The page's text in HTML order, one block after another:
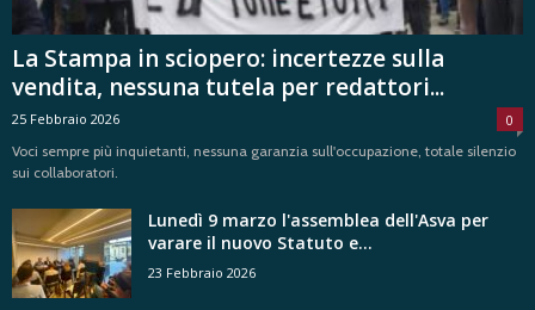
La Stampa in sciopero: incertezze sulla
vendita, nessuna tutela per redattori...
25 Febbraio 2026
0
Voci sempre più inquietanti, nessuna garanzia sull'occupazione, totale silenzio
sui collaboratori.
Lunedì 9 marzo l'assemblea dell'Asva per
varare il nuovo Statuto e...
23 Febbraio 2026